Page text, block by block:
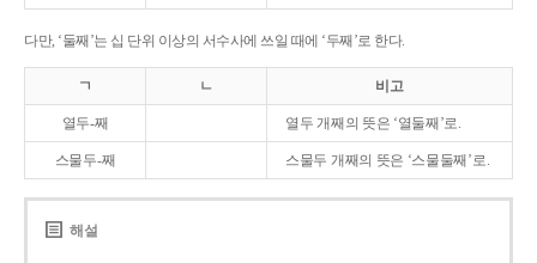
다만, ‘둘째’는 십 단위 이상의 서수사에 쓰일 때에 ‘두째’로 한다.
ㄱ ㄴ 비고
열두-째 열두 개째의 뜻은 ‘열둘째’로.
스물두-째 스물두 개째의 뜻은 ‘스물둘째’로.
해설